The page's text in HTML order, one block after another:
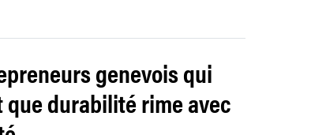
genevois qui
durabilité rime avec